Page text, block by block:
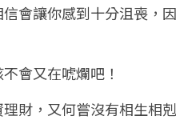
會讓你感到十分沮喪，
會又在唬爛吧！
財，又何嘗沒有相生相